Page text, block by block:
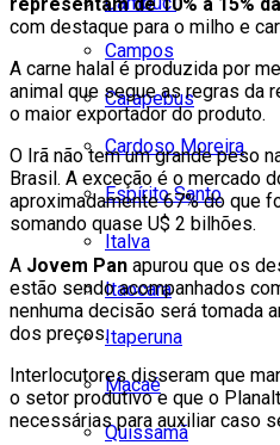
Campos
Carapebus
Cardoso Moreira
Espírito Santo
Italva
Itaocara
Itaperuna
Macaé
Quissamã
com destaque para o milho e
A carne halal é produzida por
animal que segue as regras da
o maior exportador do produto.
O Irã não tem um grande peso
Brasil. A exceção é o mercado
aproximadamente 67% do que
somando quase U$ 2 bilhões.
A Jovem Pan apurou que os
estão sendo acompanhados
nenhuma decisão será tomada
dos preços.
Interlocutores disseram que
o setor produtivo e que o
necessárias para auxiliar caso